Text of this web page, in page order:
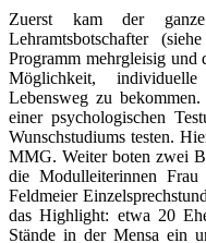
Zuerst kam der
Lehramtsbotschafter
Programm mehrgleisig und
Möglichkeit,
Lebensweg zu
einer psychologischen
Wunschstudiums testen.
MMG. Weiter boten zwei
die Modulleiterinnen
Feldmeier
das Highlight: etwa 20
Stände in der Mensa ein